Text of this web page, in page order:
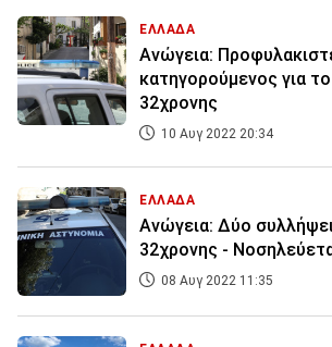
ΕΛΛΑΔΑ
Ανώγεια:
κατηγορούμενος για
32χρονης
10 Αυγ 2022 20:34
ΕΛΛΑΔΑ
Ανώγεια: Δύο
32χρονης -
08 Αυγ 2022 11:35